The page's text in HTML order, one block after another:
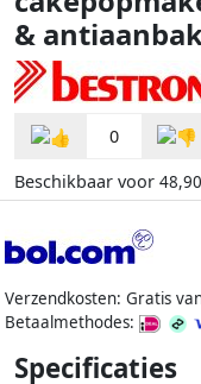
&
0
Beschikbaar voor 48,90
Verzendkosten: Gratis
Betaalmethodes:
Specificaties